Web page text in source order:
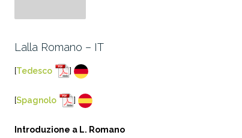
Lalla Romano – IT
[Tedesco ]
[Spagnolo ]
Introduzione a L. Romano